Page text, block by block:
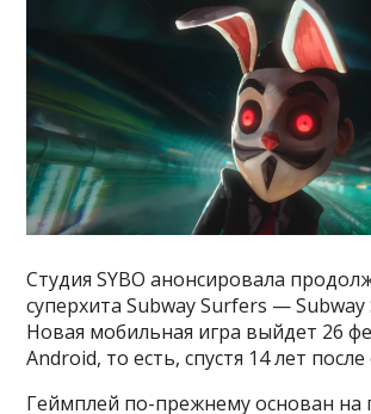
Студия SYBO анонсировала
суперхита Subway Surfers — Subway
Новая мобильная игра выйдет 26
Android, то есть, спустя 14 лет
Геймплей по-прежнему основан на